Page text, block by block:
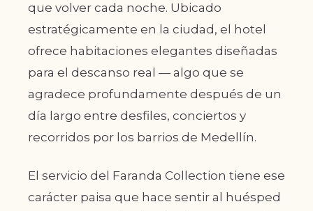
que volver cada noche. Ubicado
estratégicamente en la ciudad, el hotel
ofrece habitaciones elegantes diseñadas
para el descanso real — algo que se
agradece profundamente después de un
día largo entre desfiles, conciertos y
recorridos por los barrios de Medellín.
El servicio del Faranda Collection tiene ese
carácter paisa que hace sentir al huésped